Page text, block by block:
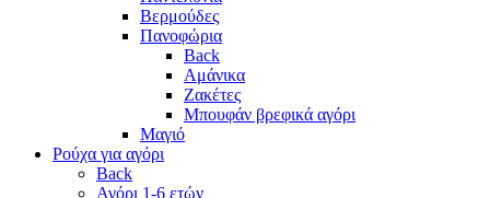
Βερμούδες
Πανοφώρια
Back
Αμάνικα
Ζακέτες
Μπουφάν βρεφικά αγόρι
Μαγιό
Ρούχα για αγόρι
Back
Αγόρι 1-6 ετών